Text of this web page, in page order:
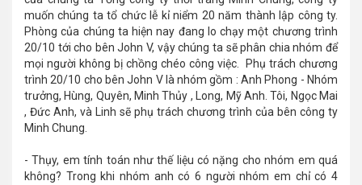
muốn chúng ta tổ chức lễ kỉ niểm 20 năm thành lập công ty.
Phòng của chúng ta hiện nay đang lo chạy một chương trình
20/10 tới cho bên John V, vậy chúng ta sẽ phân chia nhóm để
mọi người không bị chồng chéo công việc. Phụ trách chương
trình 20/10 cho bên John V là nhóm gồm : Anh Phong - Nhóm
trưởng, Hùng, Quyên, Minh Thủy , Long, Mỹ Anh. Tôi, Ngọc Mai
, Đức Anh, và Linh sẽ phụ trách chương trình của bên công ty
Minh Chung.
- Thụy, em tính toán như thế liệu có nặng cho nhóm em quá
không? Trong khi nhóm anh có 6 người nhóm em chỉ có 4